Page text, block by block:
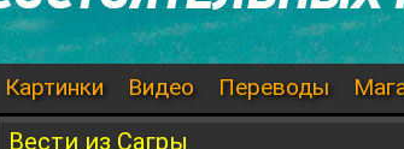
Картинки Видео Переводы
Вести из Сагры